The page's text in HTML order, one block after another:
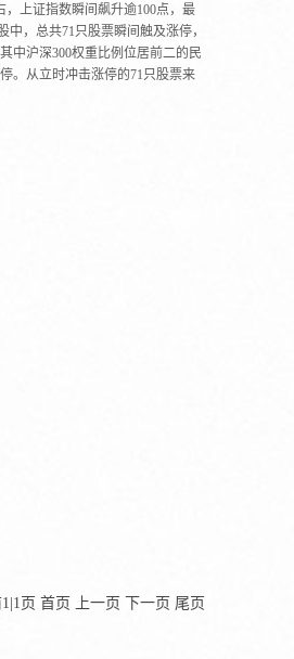
，上证指数瞬间飙升逾100点，最
中，总共71只股票瞬间触及涨停，
中沪深300权重比例位居前二的民
。从立时冲击涨停的71只股票来
页 首页 上一页 下一页 尾页